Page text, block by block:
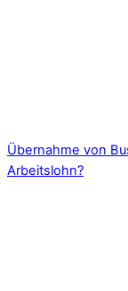
Übernahme von
Arbeitslohn?